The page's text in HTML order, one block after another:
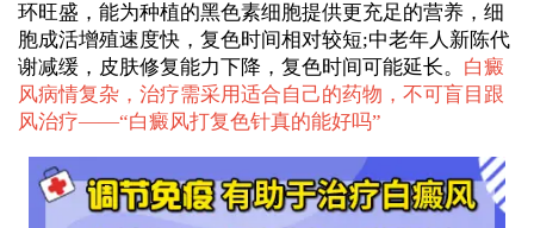
环旺盛，能为种植的黑色素细胞提供更充足的营养，细
胞成活增殖速度快，复色时间相对较短;中老年人新陈代
谢减缓，皮肤修复能力下降，复色时间可能延长。 白癜
风病情复杂，治疗需采用适合自己的药物，不可盲目跟
风治疗——“白癜风打复色针真的能好吗”